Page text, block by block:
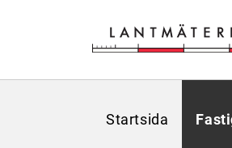
Startsida